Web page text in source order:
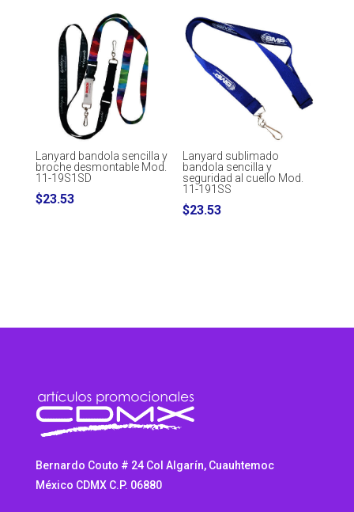
Lanyard bandola sencilla y
broche desmontable Mod.
11-19S1SD
$23.53
Lanyard sublimado
bandola sencilla y
seguridad al cuello Mod.
11-191SS
$23.53
Bernardo Couto # 24 Col Algarín, Cuauhtemoc
México CDMX C.P. 06880